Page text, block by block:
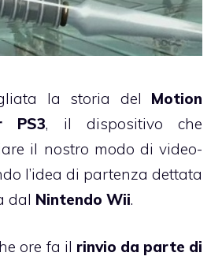
la storia del Motion
PS3, il dispositivo che
il nostro modo di video-
l’idea di partenza dettata
dal Nintendo Wii.
ore fa il rinvio da parte di